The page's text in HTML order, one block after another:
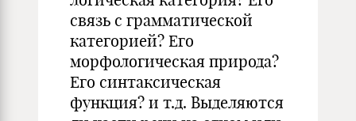
связь с грамматической
категорией? Его
морфологическая природа?
Его синтаксическая
функция? и т.д. Выделяются